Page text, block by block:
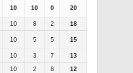
10 10 0 20
10 8 2 18
10 5 5 15
10 3 7
13
10 2 8
12